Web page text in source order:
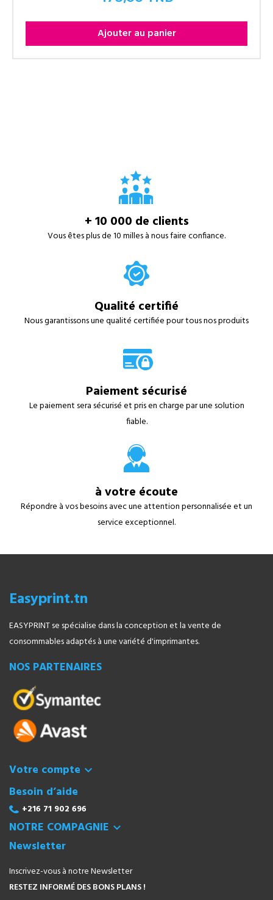
Prix
Ajouter au panier
+ 10 000 de clients
Vous êtes plus de 10 milles à nous faire confiance.
Qualité certifié
Nous garantissons une qualité certifiée pour tous nos produits
Paiement sécurisé
Le paiement sera sécurisé et pris en charge par une solution
fiable.
à votre écoute
Répondre à vos besoins avec une attention personnalisée et un
service exceptionnel.
Easyprint.tn
EASYPRINT se spécialise dans la conception et la vente de
consommables adaptés à une variété d'imprimantes.
NOS PARTENAIRES
Votre compte 
Besoin d’aide
+216 71 902 696
NOTRE COMPAGNIE 
Newsletter
Inscrivez-vous à notre Newsletter
RESTEZ INFORMÉ DES BONS PLANS !